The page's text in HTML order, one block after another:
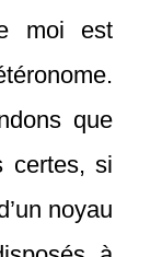
moi est
que
certes, si
noyau